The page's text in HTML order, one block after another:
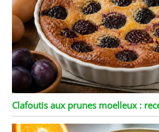
Clafoutis aux prunes moelleux :